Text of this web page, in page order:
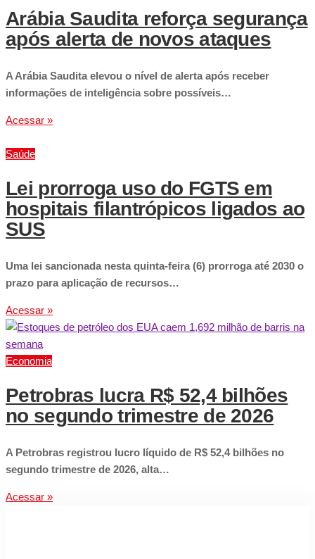
Arábia Saudita reforça segurança
após alerta de novos ataques
A Arábia Saudita elevou o nível de alerta após receber
informações de inteligência sobre possíveis…
Acessar »
Saúde
Lei prorroga uso do FGTS em
hospitais filantrópicos ligados ao
SUS
Uma lei sancionada nesta quinta-feira (6) prorroga até 2030 o
prazo para aplicação de recursos…
Acessar »
Economia
Petrobras lucra R$ 52,4 bilhões
no segundo trimestre de 2026
A Petrobras registrou lucro líquido de R$ 52,4 bilhões no
segundo trimestre de 2026, alta…
Acessar »